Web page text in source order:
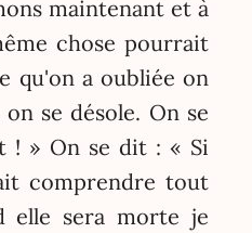
maintenant et à
chose pourrait
qu'on a oubliée on
se désole. On se
! » On se dit : « Si
comprendre tout
elle sera morte je